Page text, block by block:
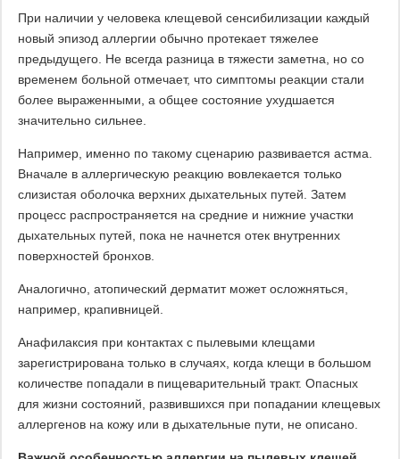
При наличии у человека клещевой сенсибилизации каждый
новый эпизод аллергии обычно протекает тяжелее
предыдущего. Не всегда разница в тяжести заметна, но со
временем больной отмечает, что симптомы реакции стали
более выраженными, а общее состояние ухудшается
значительно сильнее.
Например, именно по такому сценарию развивается астма.
Вначале в аллергическую реакцию вовлекается только
слизистая оболочка верхних дыхательных путей. Затем
процесс распространяется на средние и нижние участки
дыхательных путей, пока не начнется отек внутренних
поверхностей бронхов.
Аналогично, атопический дерматит может осложняться,
например, крапивницей.
Анафилаксия при контактах с пылевыми клещами
зарегистрирована только в случаях, когда клещи в большом
количестве попадали в пищеварительный тракт. Опасных
для жизни состояний, развившихся при попадании клещевых
аллергенов на кожу или в дыхательные пути, не описано.